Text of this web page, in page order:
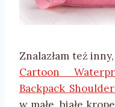
Znalazłam też
Cartoon
Backpack